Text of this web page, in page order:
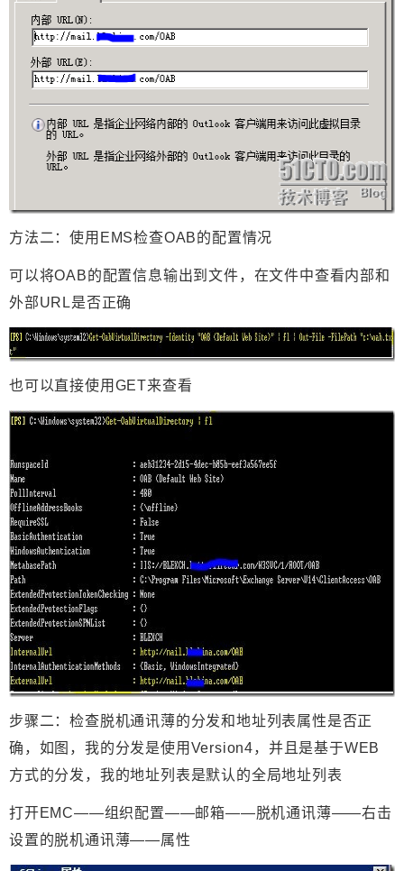
方法二：使用EMS检查OAB的配置情况
可以将OAB的配置信息输出到文件，在文件中查看内部和
外部URL是否正确
也可以直接使用GET来查看
步骤二：检查脱机通讯薄的分发和地址列表属性是否正
确，如图，我的分发是使用Version4，并且是基于WEB
方式的分发，我的地址列表是默认的全局地址列表
打开EMC——组织配置——邮箱——脱机通讯薄——右击
设置的脱机通讯薄——属性